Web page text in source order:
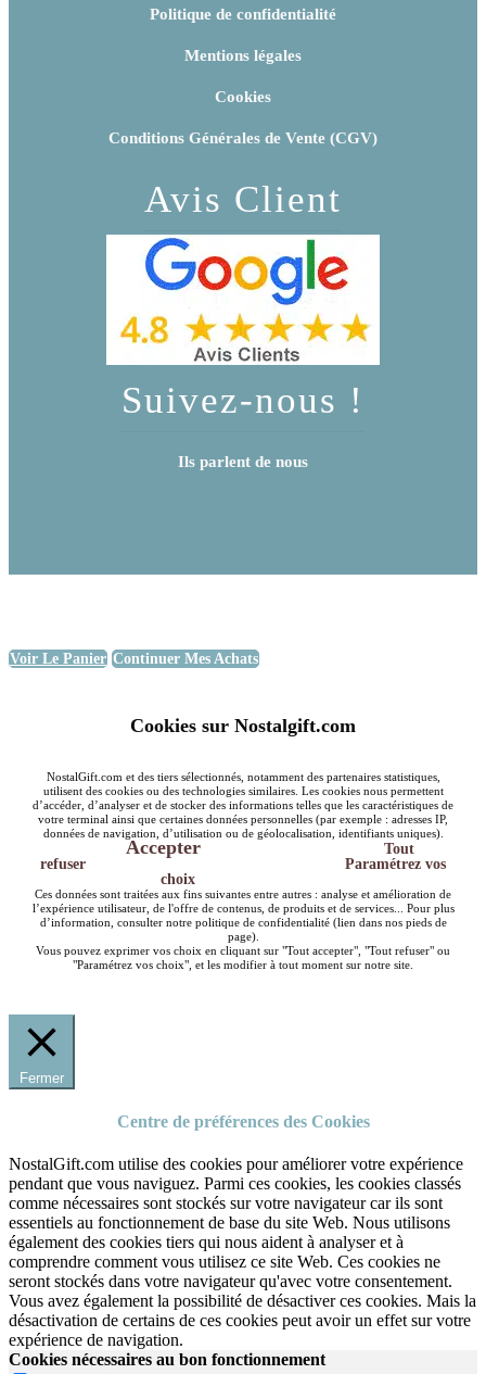
Politique de confidentialité
Mentions légales
Cookies
Conditions Générales de Vente (CGV)
Avis Client
Suivez-nous !
Ils parlent de nous
Voir Le Panier Continuer Mes Achats
Cookies sur Nostalgift.com
NostalGift.com et des tiers sélectionnés, notamment des partenaires statistiques,
utilisent des cookies ou des technologies similaires. Les cookies nous permettent
d’accéder, d’analyser et de stocker des informations telles que les caractéristiques de
votre terminal ainsi que certaines données personnelles (par exemple : adresses IP,
données de navigation, d’utilisation ou de géolocalisation, identifiants uniques).
Accepter
Tout
refuser
Paramétrez vos
choix
Ces données sont traitées aux fins suivantes entre autres : analyse et amélioration de
l’expérience utilisateur, de l'offre de contenus, de produits et de services... Pour plus
d’information, consulter notre politique de confidentialité (lien dans nos pieds de
page).
Vous pouvez exprimer vos choix en cliquant sur "Tout accepter", "Tout refuser" ou
"Paramétrez vos choix", et les modifier à tout moment sur notre site.
Fermer
Centre de préférences des Cookies
NostalGift.com utilise des cookies pour améliorer votre expérience
pendant que vous naviguez. Parmi ces cookies, les cookies classés
comme nécessaires sont stockés sur votre navigateur car ils sont
essentiels au fonctionnement de base du site Web. Nous utilisons
également des cookies tiers qui nous aident à analyser et à
comprendre comment vous utilisez ce site Web. Ces cookies ne
seront stockés dans votre navigateur qu'avec votre consentement.
Vous avez également la possibilité de désactiver ces cookies. Mais la
désactivation de certains de ces cookies peut avoir un effet sur votre
expérience de navigation.
Cookies nécessaires au bon fonctionnement